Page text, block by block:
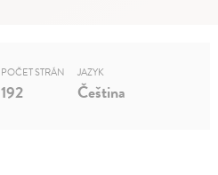
POČET STRÁN
192
JAZYK
Čeština